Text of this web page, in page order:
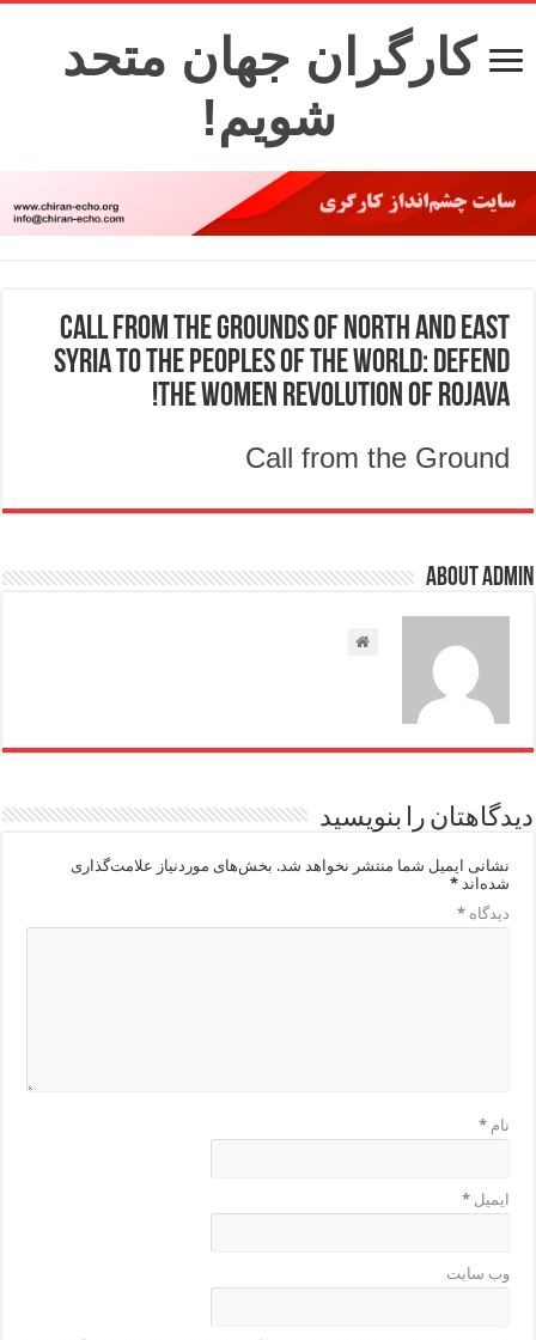
کارگران جهان متحد
شویم!
Call from the grounds of north and East
Syria to the peoples of the World: Defend
the Women revolution of Rojava!
Call from the Ground
About admin
دیدگاهتان را بنویسید
نشانی ایمیل شما منتشر نخواهد شد. بخش‌های موردنیاز علامت‌گذاری
شده‌اند*
دیدگاه*
نام*
ایمیل*
وب‌ سایت